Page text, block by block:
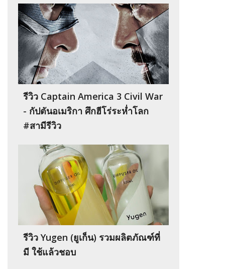
รีวิว Captain America 3 Civil War
- กัปตันอเมริกา ศึกฮีโร่ระห่ำโลก
#สามีรีวิว
รีวิว Yugen (ยูเก็น) รวมผลิตภัณฑ์ที่
มี ใช้แล้วชอบ